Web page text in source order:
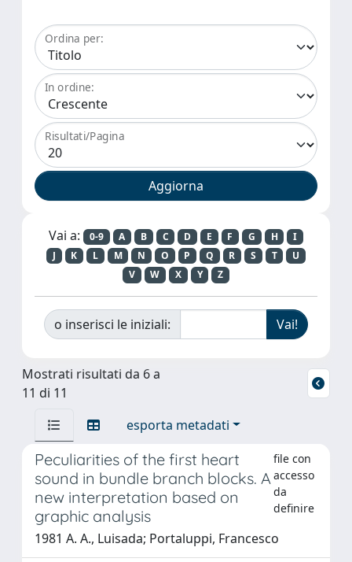
Ordina per:
In ordine:
Risultati/Pagina
Vai a: 0-9 A B C D E F G H
I
J
K L M N O P Q R S T
U
V
W X Y Z
o inserisci le iniziali:
Mostrati risultati da 6 a
11 di 11
esporta metadati
Peculiarities of the first heart
sound in bundle branch blocks. A
new interpretation based on
graphic analysis
file con
accesso
da
definire
1981 A. A., Luisada; Portaluppi, Francesco